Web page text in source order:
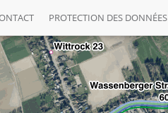
PROTECTION DES DONNÉES